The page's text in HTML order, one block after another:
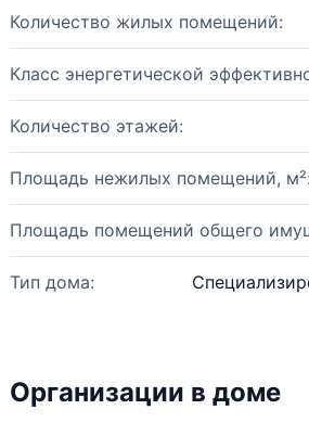
Количество жилых помещений:
Класс энергетической
Количество этажей:
Площадь нежилых помещений, м²:
Площадь помещений общего
Тип дома:
Организации в доме